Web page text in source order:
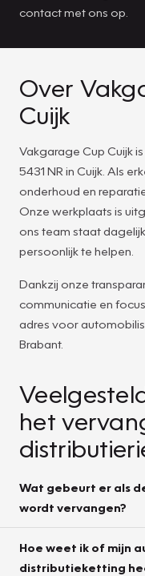
contact met ons op.
Over
Cuijk
Vakgarage Cup Cuijk
5431 NR in Cuijk. Als
onderhoud en
Onze werkplaats is
ons team staat
persoonlijk te helpen.
Dankzij onze
communicatie en
adres voor
Brabant.
het
Wat gebeurt er als
wordt vervangen?
Hoe weet ik of mijn
distributieketting